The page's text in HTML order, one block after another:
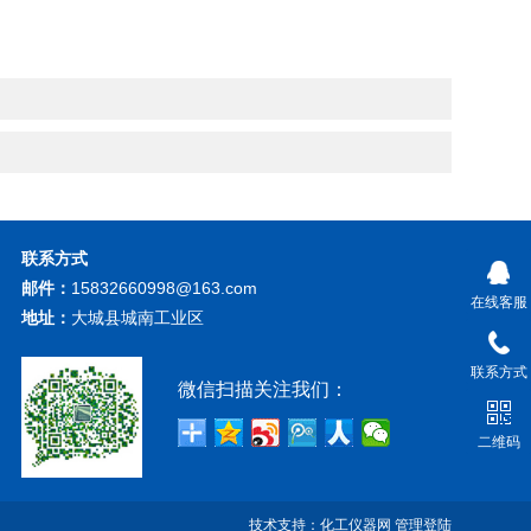
联系方式
邮件： 15832660998@163.com
地址： 大城县城南工业区
微信扫描关注我们：
技术支持： 化工仪器网 管理登陆
在线客服
联系方式
二维码